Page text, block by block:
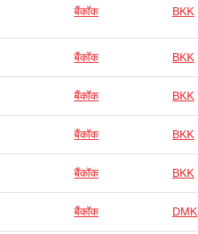
बैंकॉक BKK
बैंकॉक BKK
बैंकॉक BKK
बैंकॉक BKK
बैंकॉक BKK
बैंकॉक DMK